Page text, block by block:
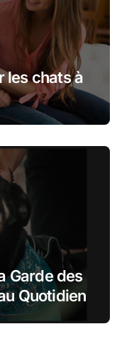
les chats à
Garde des
Quotidien